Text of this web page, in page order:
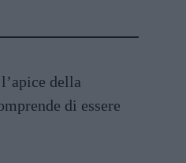
della
di essere